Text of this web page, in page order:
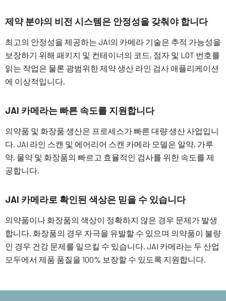
제약 분야의 비전 시스템은 안정성을 갖춰야 합니다
최고의 안정성을 제공하는 JAI의 카메라 기술은 추적 가능성을
보장하기 위해 패키지 및 컨테이너의 코드, 점자 및 LOT 번호를
읽는 작업은 물론 광범위한 제약 생산 라인 검사 애플리케이션
에 이상적입니다.
JAI 카메라는 빠른 속도를 지원합니다
의약품 및 화장품 생산은 프로세스가 빠른 대량 생산 사업입니
다. JAI 라인 스캔 및 에어리어 스캔 카메라 모델은 알약, 가루
약, 물약 및 화장품의 빠르고 효율적인 검사를 위한 속도를 제
공합니다.
JAI 카메라로 확인된 색상은 믿을 수 있습니다
의약품이나 화장품의 색상이 정확하지 않은 경우 문제가 발생
합니다. 화장품의 경우 자극을 유발할 수 있으며 의약품이 불량
인 경우 건강 문제를 일으킬 수 있습니다. JAI 카메라는 두 산업
모두에서 제품 품질을 100% 보장할 수 있도록 지원합니다.